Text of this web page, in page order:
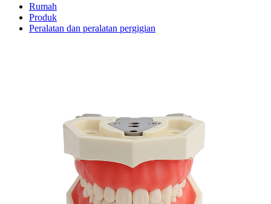
Rumah
Produk
Peralatan dan peralatan pergigian